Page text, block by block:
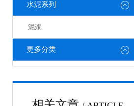
水泥系列
泥浆
更多分类